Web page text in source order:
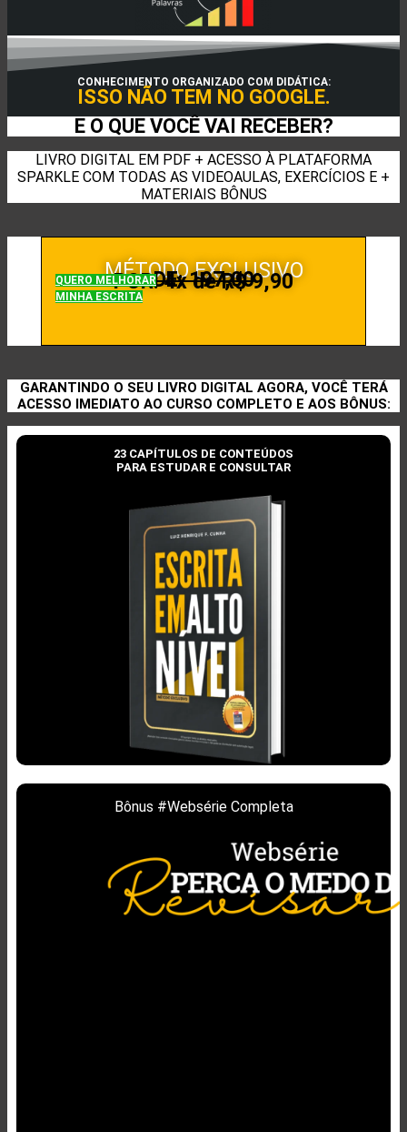
CONHECIMENTO ORGANIZADO COM DIDÁTICA:
ISSO NÃO TEM NO GOOGLE.
E O QUE VOCÊ VAI RECEBER?
LIVRO DIGITAL EM PDF + ACESSO À PLATAFORMA
SPARKLE COM TODAS AS VIDEOAULAS, EXERCÍCIOS E +
MATERIAIS BÔNUS
MÉTODO EXCLUSIVO
DE: 197,00
POR: 4x de R$ 9,90
QUERO MELHORAR
MINHA ESCRITA
GARANTINDO O SEU LIVRO DIGITAL AGORA, VOCÊ TERÁ
ACESSO IMEDIATO AO CURSO COMPLETO E AOS BÔNUS:
23 CAPÍTULOS DE CONTEÚDOS
PARA ESTUDAR E CONSULTAR
Bônus #Websérie Completa